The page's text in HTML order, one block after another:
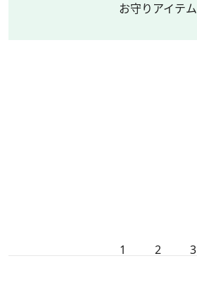
お守りアイテム
1 2 3